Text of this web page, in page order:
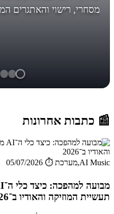
מסחרי, רישוי והאתגרים
📰 כתבות אחרונות
AI Music,מערכת ⏱️ 05/07/2026
תעשיית המוזיקה והאודיו ב־2026